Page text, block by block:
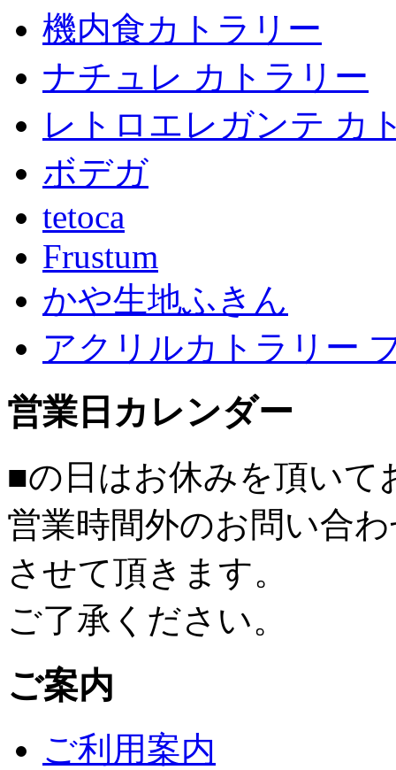
機内食カトラリー
ナチュレ カトラリー
レトロエレガンテ カ
ボデガ
tetoca
Frustum
かや生地ふきん
アクリルカトラリー
営業日カレンダー
■の日はお休みを頂いて
営業時間外のお問い合
させて頂きます。
ご了承ください。
ご案内
ご利用案内